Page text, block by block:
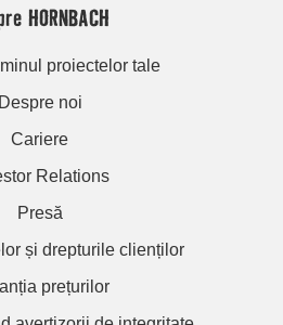
HORNBACH
proiectelor tale
Despre noi
Cariere
Relations
Presă
și drepturile clienților
prețurilor